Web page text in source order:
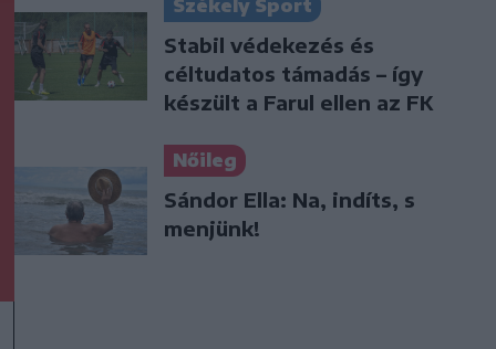
Székely Sport
Stabil védekezés és
céltudatos támadás – így
készült a Farul ellen az FK
Nőileg
Sándor Ella: Na, indíts, s
menjünk!